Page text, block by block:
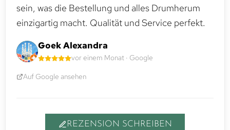
sein, was die Bestellung und alles Drumherum
einzigartig macht. Qualität und Service perfekt.
Goek Alexandra
vor einem Monat · Google
Auf Google ansehen
REZENSION SCHREIBEN